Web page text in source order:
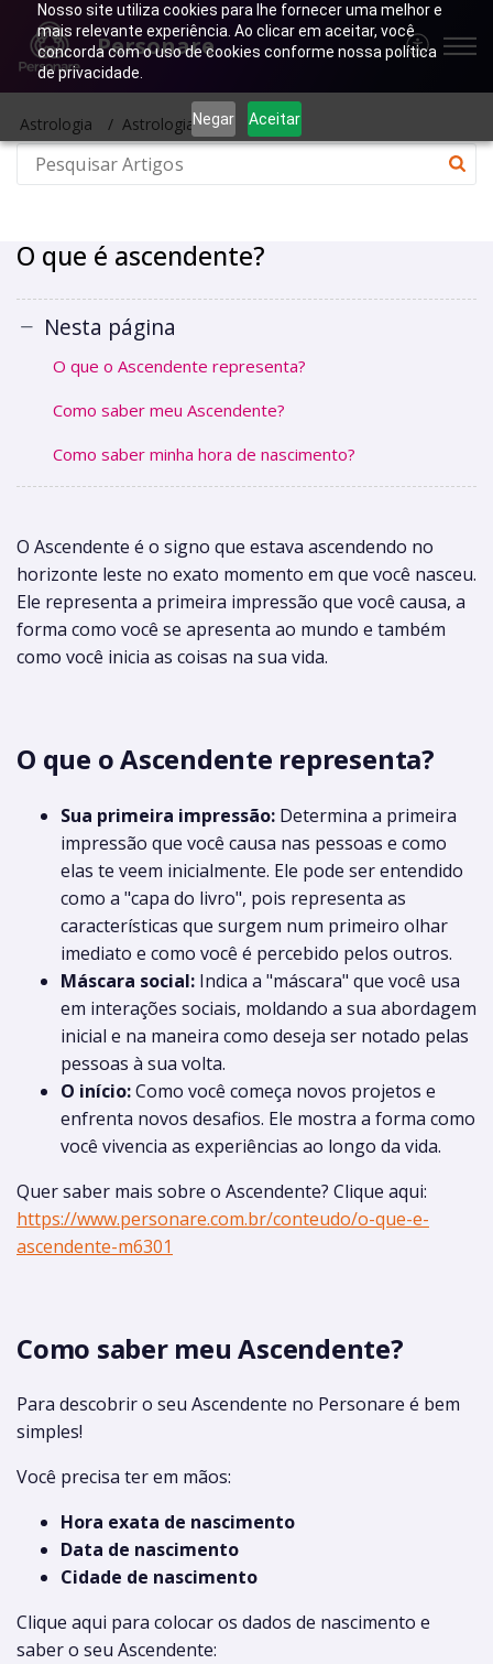
Nosso site utiliza cookies para lhe fornecer uma melhor e
mais relevante experiência. Ao clicar em aceitar, você
concorda com o uso de cookies conforme nossa política
de privacidade.
Negar Aceitar
Personare
Astrologia Astrologia Geral
O que é ascendente?
Nesta página
O que o Ascendente representa?
Como saber meu Ascendente?
Como saber minha hora de nascimento?
O Ascendente é o signo que estava ascendendo no
horizonte leste no exato momento em que você nasceu.
Ele representa a primeira impressão que você causa, a
forma como você se apresenta ao mundo e também
como você inicia as coisas na sua vida.
O que o Ascendente representa?
Sua primeira impressão: Determina a primeira
impressão que você causa nas pessoas e como
elas te veem inicialmente. Ele pode ser entendido
como a "capa do livro", pois representa as
características que surgem num primeiro olhar
imediato e como você é percebido pelos outros.
Máscara social: Indica a "máscara" que você usa
em interações sociais, moldando a sua abordagem
inicial e na maneira como deseja ser notado pelas
pessoas à sua volta.
O início:Como você começa novos projetos e
enfrenta novos desafios. Ele mostra a forma como
você vivencia as experiências ao longo da vida.
Quer saber mais sobre o Ascendente? Clique aqui:
https://www.personare.com.br/conteudo/o-que-e-
ascendente-m6301
Como saber meu Ascendente?
Para descobrir o seu Ascendente no Personare é bem
simples!
Você precisa ter em mãos:
Hora exata de nascimento
Data de nascimento
Cidade de nascimento
Clique aqui para colocar os dados de nascimento e
saber o seu Ascendente: